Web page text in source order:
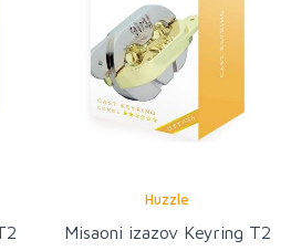
Huzzle
Misaoni izazov Keyring T2